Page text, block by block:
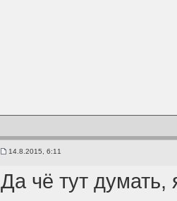
14.8.2015, 6:11
Да чё тут